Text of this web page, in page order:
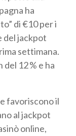
ha
di €10 per i
del jackpot
settimana.
12 % e ha
favoriscono il
al jackpot
online,